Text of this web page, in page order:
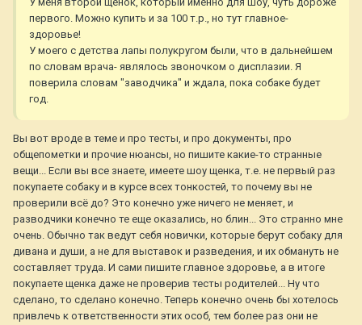
первого. Можно купить и за 100 т.р., но тут главное-
здоровье!
У моего с детства лапы полукругом были, что в дальнейшем
по словам врача- являлось звоночком о дисплазии. Я
поверила словам "заводчика" и ждала, пока собаке будет
год.
Вы вот вроде в теме и про тесты, и про документы, про
общепометки и прочие нюансы, но пишите какие-то странные
вещи... Если вы все знаете, имеете шоу щенка, т.е. не первый раз
покупаете собаку и в курсе всех тонкостей, то почему вы не
проверили всё до? Это конечно уже ничего не меняет, и
разводчики конечно те еще оказались, но блин... Это странно мне
очень. Обычно так ведут себя новички, которые берут собаку для
дивана и души, а не для выставок и разведения, и их обмануть не
составляет труда. И сами пишите главное здоровье, а в итоге
покупаете щенка даже не проверив тесты родителей... Ну что
сделано, то сделано конечно. Теперь конечно очень бы хотелось
привлечь к ответственности этих особ, тем более раз они не